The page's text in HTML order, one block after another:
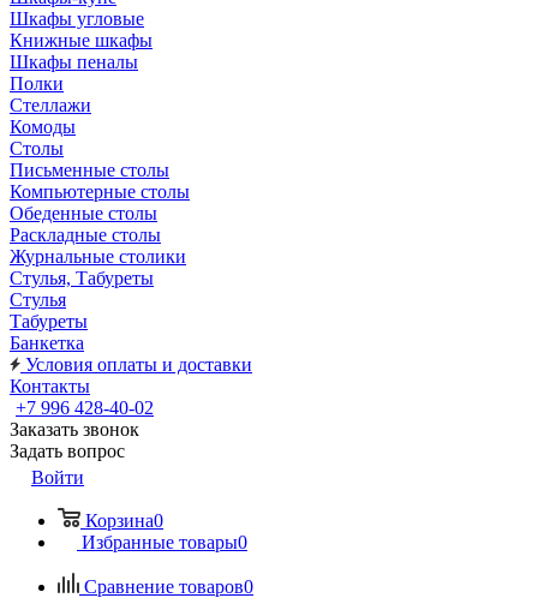
Шкафы угловые
Книжные шкафы
Шкафы пеналы
Полки
Стеллажи
Комоды
Столы
Письменные столы
Компьютерные столы
Обеденные столы
Раскладные столы
Журнальные столики
Стулья, Табуреты
Стулья
Табуреты
Банкетка
Условия оплаты и доставки
Контакты
+7 996 428-40-02
Заказать звонок
Задать вопрос
Войти
Корзина0
Избранные товары0
Сравнение товаров0